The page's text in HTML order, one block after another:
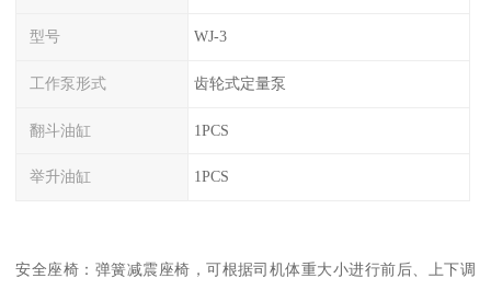
型号 WJ-3
工作泵形式 齿轮式定量泵
翻斗油缸 1PCS
举升油缸 1PCS
安全座椅：弹簧减震座椅，可根据司机体重大小进行前后、上下调